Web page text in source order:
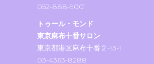
052-888-9001
トゥール・モンド
東京麻布十番サロン
東京都港区麻布十番２-13-1
03-4363-8288